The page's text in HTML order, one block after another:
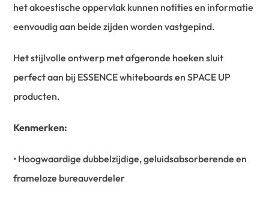
het akoestische oppervlak kunnen notities en informatie
eenvoudig aan beide zijden worden vastgepind.
Het stijlvolle ontwerp met afgeronde hoeken sluit
perfect aan bij ESSENCE whiteboards en SPACE UP
producten.
Kenmerken:
• Hoogwaardige dubbelzijdige, geluidsabsorberende en
frameloze bureauverdeler